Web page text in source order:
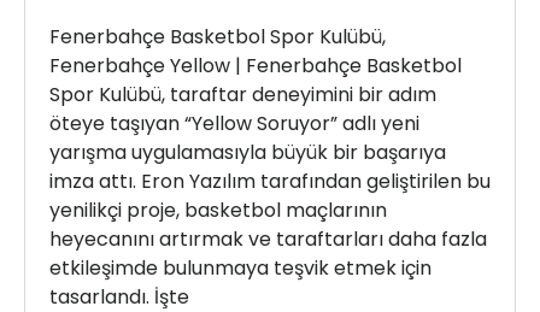
Fenerbahçe Basketbol Spor Kulübü,
Fenerbahçe Yellow | Fenerbahçe Basketbol
Spor Kulübü, taraftar deneyimini bir adım
öteye taşıyan “Yellow Soruyor” adlı yeni
yarışma uygulamasıyla büyük bir başarıya
imza attı. Eron Yazılım tarafından geliştirilen bu
yenilikçi proje, basketbol maçlarının
heyecanını artırmak ve taraftarları daha fazla
etkileşimde bulunmaya teşvik etmek için
tasarlandı. İşte